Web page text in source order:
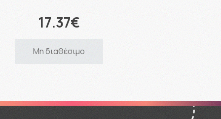
17.37€
Μη διαθέσιμο